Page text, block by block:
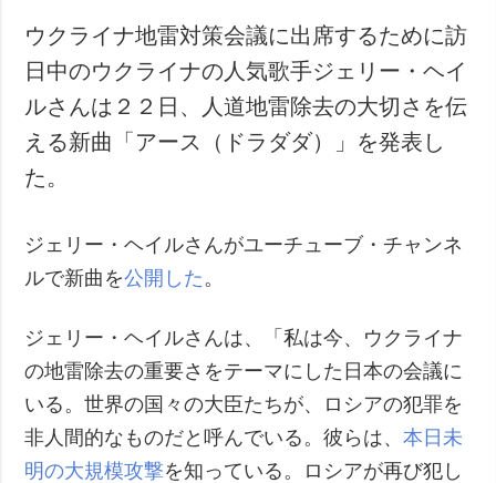
ウクライナ地雷対策会議に出席するために訪
日中のウクライナの人気歌手ジェリー・ヘイ
ルさんは２２日、人道地雷除去の大切さを伝
える新曲「アース（ドラダダ）」を発表し
た。
ジェリー・ヘイルさんがユーチューブ・チャンネ
ルで新曲を公開した 。
ジェリー・ヘイルさんは、「私は今、ウクライナ
の地雷除去の重要さをテーマにした日本の会議に
いる。世界の国々の大臣たちが、ロシアの犯罪を
非人間的なものだと呼んでいる。彼らは、本日未
明の大規模攻撃を知っている。ロシアが再び犯し